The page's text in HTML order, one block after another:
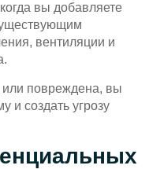
вы добавляете
вентиляции и
или повреждена, вы
и создать угрозу